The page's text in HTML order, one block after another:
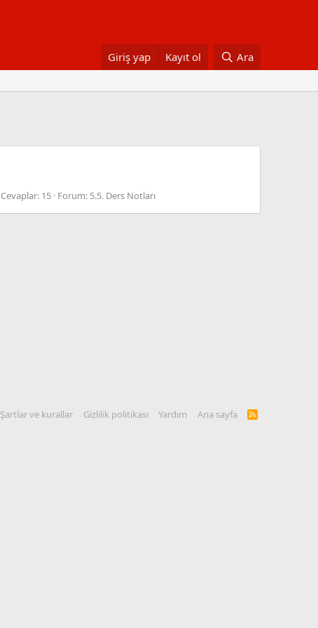
Giriş yap Kayıt ol Ara
Cevaplar: 15 Forum: 5.5. Ders Notları
Şartlar ve kurallar Gizlilik politikası Yardım Ana sayfa
R